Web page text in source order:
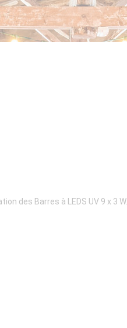
des Barres à LEDS UV 9 x 3 W.